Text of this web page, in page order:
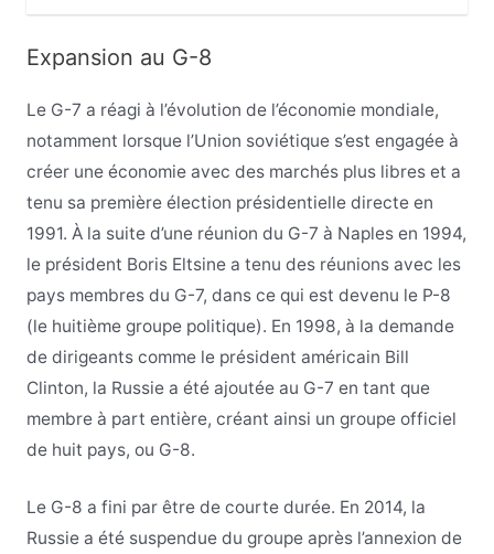
Expansion au G-8
Le G-7 a réagi à l’évolution de l’économie mondiale,
notamment lorsque l’Union soviétique s’est engagée à
créer une économie avec des marchés plus libres et a
tenu sa première élection présidentielle directe en
1991. À la suite d’une réunion du G-7 à Naples en 1994,
le président Boris Eltsine a tenu des réunions avec les
pays membres du G-7, dans ce qui est devenu le P-8
(le huitième groupe politique). En 1998, à la demande
de dirigeants comme le président américain Bill
Clinton, la Russie a été ajoutée au G-7 en tant que
membre à part entière, créant ainsi un groupe officiel
de huit pays, ou G-8.
Le G-8 a fini par être de courte durée. En 2014, la
Russie a été suspendue du groupe après l’annexion de